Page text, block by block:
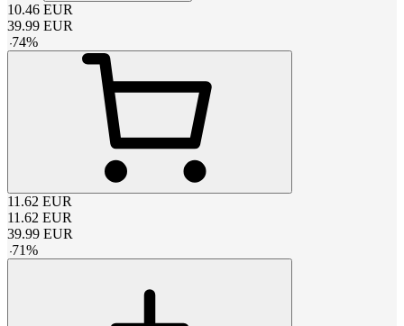
10.46 EUR
39.99 EUR
-74%
11.62 EUR
11.62 EUR
39.99 EUR
-71%